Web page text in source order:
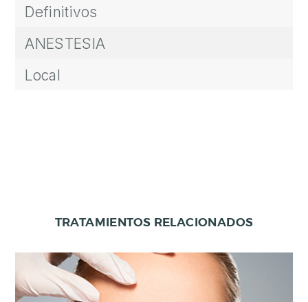
Definitivos
ANESTESIA
Local
TRATAMIENTOS RELACIONADOS